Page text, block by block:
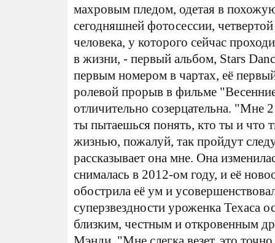
махровым пледом, одетая в
сегодняшней фотосессии,
человека, у которого сейчас
в жизни, - первый альбом, Stars
первым номером в чартах, её
ролевой прорыв в фильме
отличительно созерцательна. "Мне
ты пытаешься понять, кто ты и что
жизнью, пожалуй, так пройдут
рассказывает она мне. Она
снималась в 2012-ом году, и её
обострила её ум и
суперзвездности уроженка Техаса
близким, честным и откровенным